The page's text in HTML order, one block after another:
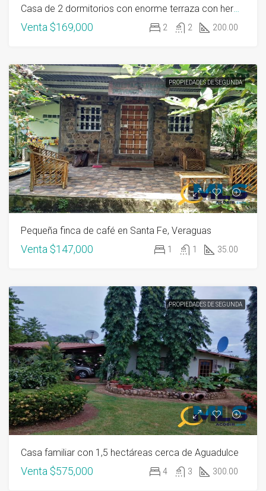
Casa de 2 dormitorios con enorme terraza con hermosas vistas
Venta $169,000 2 2 200.00
PROPIEDADES DE SEGUNDA
Pequeña finca de café en Santa Fe, Veraguas
Venta $147,000 1 1 35.00
PROPIEDADES DE SEGUNDA
Casa familiar con 1,5 hectáreas cerca de Aguadulce
Venta $575,000 4 3 300.00